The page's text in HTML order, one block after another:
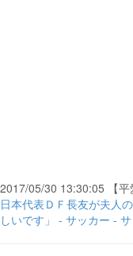
2017/05/30 13:30:05 【平
日本代表ＤＦ長友が夫人
しいです」 - サッカー -